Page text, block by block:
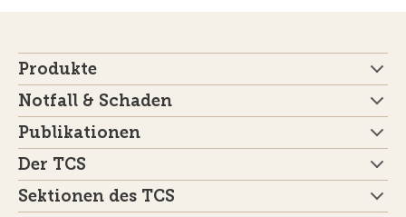
Produkte
Notfall & Schaden
Publikationen
Der TCS
Sektionen des TCS